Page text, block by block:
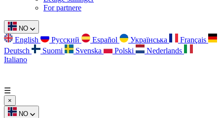
For partnere
NO
English Русский Español Українська
Français
Deutsch
Suomi Svenska Polski
Nederlands
Italiano
☰
×
NO